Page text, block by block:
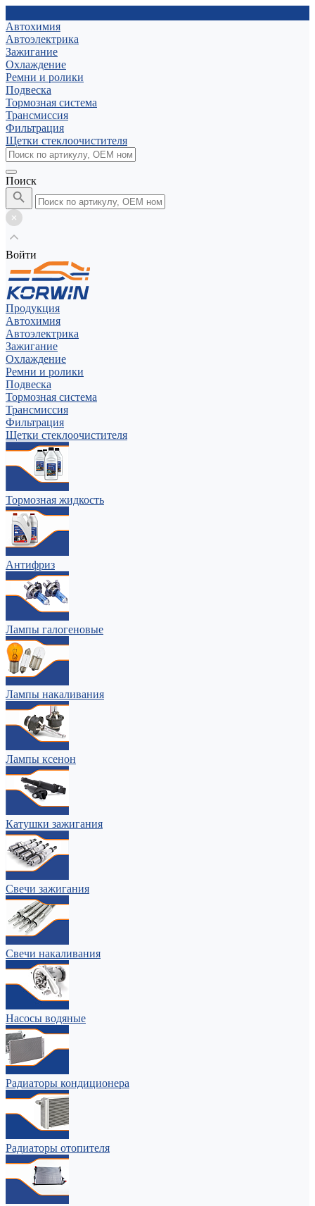
Автохимия
Автоэлектрика
Зажигание
Охлаждение
Ремни и ролики
Подвеска
Тормозная система
Трансмиссия
Фильтрация
Щетки стеклоочистителя
Поиск
Войти
Продукция
Автохимия
Автоэлектрика
Зажигание
Охлаждение
Ремни и ролики
Подвеска
Тормозная система
Трансмиссия
Фильтрация
Щетки стеклоочистителя
Тормозная жидкость
Антифриз
Лампы галогеновые
Лампы накаливания
Лампы ксенон
Катушки зажигания
Свечи зажигания
Свечи накаливания
Насосы водяные
Радиаторы кондиционера
Радиаторы отопителя